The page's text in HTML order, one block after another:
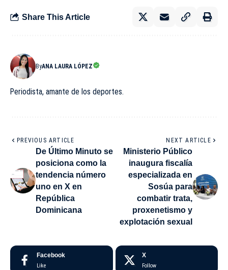
Share This Article
ByANA LAURA LÓPEZ
Periodista, amante de los deportes.
PREVIOUS ARTICLE
De Último Minuto se
posiciona como la
tendencia número
uno en X en
República
Dominicana
NEXT ARTICLE
Ministerio Público
inaugura fiscalía
especializada en
Sosúa para
combatir trata,
proxenetismo y
explotación sexual
Facebook
Like
X
Follow